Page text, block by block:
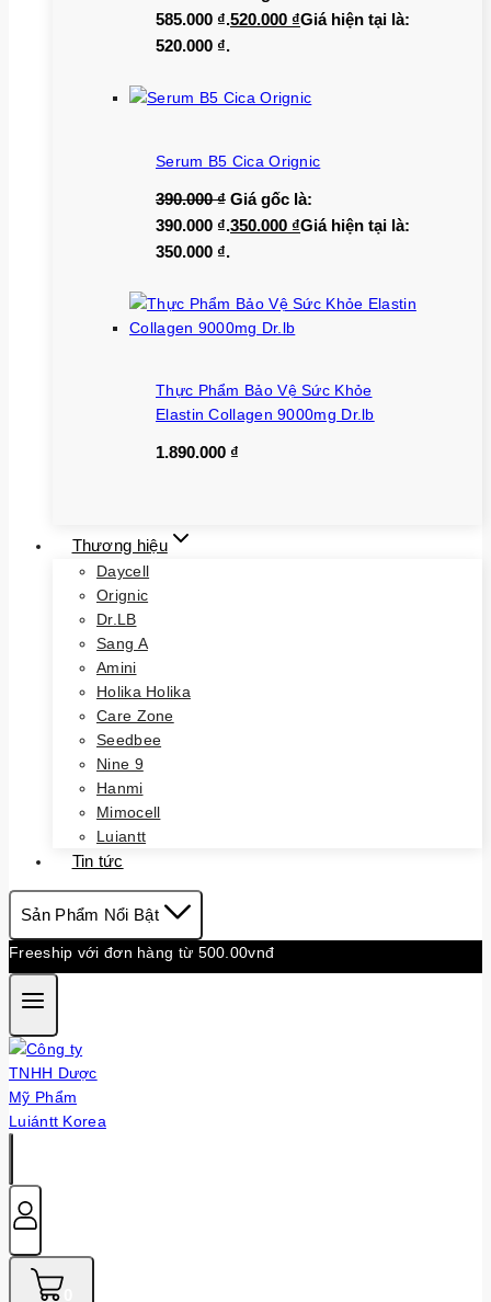
585.000 ₫.520.000 ₫Giá hiện tại là:
520.000 ₫.
Serum B5 Cica Orignic
390.000₫ Giá gốc là:
390.000 ₫.350.000 ₫Giá hiện tại là:
350.000 ₫.
Thực Phẩm Bảo Vệ Sức Khỏe
Elastin Collagen 9000mg Dr.lb
1.890.000 ₫
Thương hiệu
Daycell
Orignic
Dr.LB
Sang A
Amini
Holika Holika
Care Zone
Seedbee
Nine 9
Hanmi
Mimocell
Luiantt
Tin tức
Sản Phẩm Nổi Bật
Freeship với đơn hàng từ 500.00vnđ